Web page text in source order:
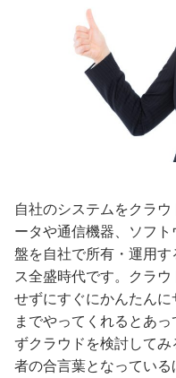
自社のシステムをクラ
ータや通信機器、ソフ
盤を自社で所有・運用
ス全盛時代です。クラ
せずにすぐにかんたん
までやってくれるとあ
ずクラウドを検討して
者の合言葉となっている